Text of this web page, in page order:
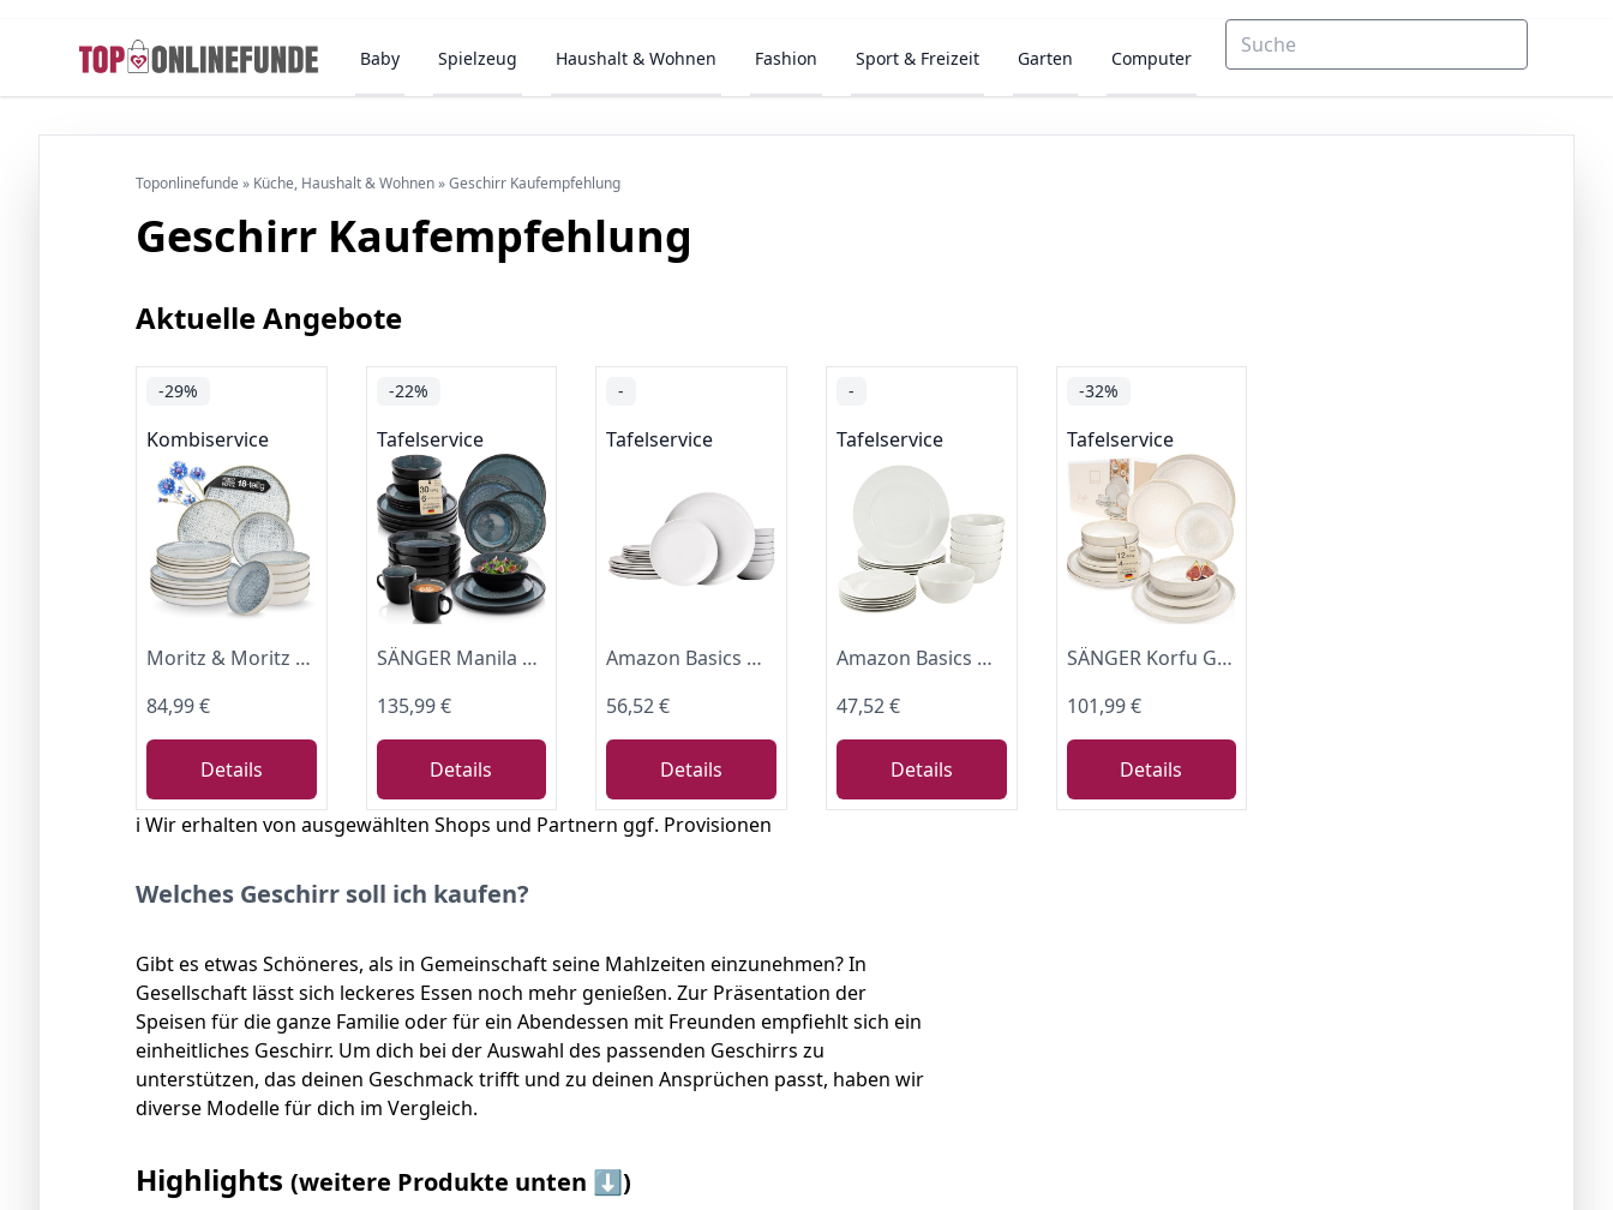
Baby Spielzeug Haushalt & Wohnen Fashion Sport & Freizeit Garten Computer
Toponlinefunde » Küche, Haushalt & Wohnen»Geschirr Kaufempfehlung
Geschirr Kaufempfehlung
Aktuelle Angebote
-29%
Kombiservice
Moritz & Moritz ALHAMBRA Geschirrset 6 Personen 18-tlg. aus hochwertigem Porzellan - Modernes Tafelservice in Blau - Pflegeleichtes Geschirr Set aus je 6x Speiseteller, Dessertteller und Schalen
84,99 €
Details
-22%
Tafelservice
SÄNGER Manila Steingut Geschirrset 6 Personen, Teller Set 30-tlg Blau
135,99 €
Details
-
Tafelservice
Amazon Basics Geschirrservice für 6 Personen, 18 Stück, Weißes Porzellan Coupe
56,52 €
Details
-
Tafelservice
Amazon Basics Geschirrservice, 18-teilig, für 6 Personen, Weiß
47,52 €
Details
-32%
Tafelservice
SÄNGER Korfu Geschirrset 4 Personen, Teller Set 12-tlg, Creme, Beige
101,99 €
Details
ℹ️ Wir erhalten von ausgewählten Shops und Partnern ggf. Provisionen
Welches Geschirr soll ich kaufen?
Gibt es etwas Schöneres, als in Gemeinschaft seine Mahlzeiten einzunehmen? In
Gesellschaft lässt sich leckeres Essen noch mehr genießen. Zur Präsentation der
Speisen für die ganze Familie oder für ein Abendessen mit Freunden empfiehlt sich ein
einheitliches Geschirr. Um dich bei der Auswahl des passenden Geschirrs zu
unterstützen, das deinen Geschmack trifft und zu deinen Ansprüchen passt, haben wir
diverse Modelle für dich im Vergleich.
Highlights (weitere Produkte unten ⬇️)